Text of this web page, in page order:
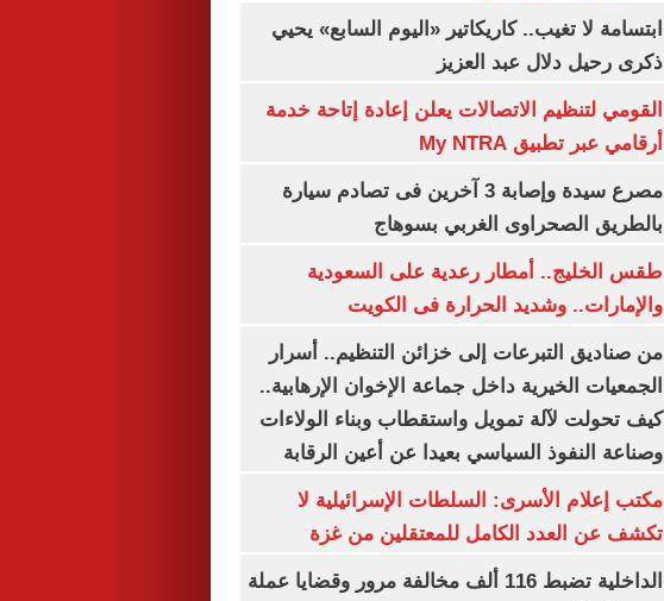
ابتسامة لا تغيب.. كاريكاتير «اليوم السابع» يحيي
ذكرى رحيل دلال عبد العزيز
القومي لتنظيم الاتصالات يعلن إعادة إتاحة خدمة
أرقامي عبر تطبيق My NTRA
مصرع سيدة وإصابة 3 آخرين فى تصادم سيارة
بالطريق الصحراوى الغربي بسوهاج
طقس الخليج.. أمطار رعدية على السعودية
والإمارات.. وشديد الحرارة فى الكويت
من صناديق التبرعات إلى خزائن التنظيم.. أسرار
الجمعيات الخيرية داخل جماعة الإخوان الإرهابية..
كيف تحولت لآلة تمويل واستقطاب وبناء الولاءات
وصناعة النفوذ السياسي بعيدا عن أعين الرقابة
مكتب إعلام الأسرى: السلطات الإسرائيلية لا
تكشف عن العدد الكامل للمعتقلين من غزة
الداخلية تضبط 116 ألف مخالفة مرور وقضايا عملة